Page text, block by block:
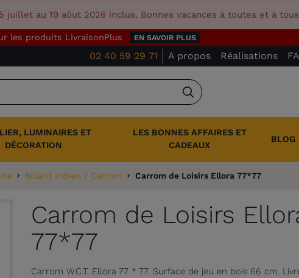
au 19 aôut 2026 inclus. Bonnes vacances à toutes et à tous.
les produits LivraisonPlus EN SAVOIR PLUS
02 40 59 29 71 A propos Réalisations
Rechercher
LUMINAIRES ET
DÉCORATION
LES BONNES AFFAIRES ET
CADEAUX
BLOG
Billard Indien / Carrom Carrom de Loisirs Ellora 77*77
Carrom de Loisirs
77*77
Carrom W.C.T. Ellora 77 * 77. Surface de jeu en bois 66 cm.